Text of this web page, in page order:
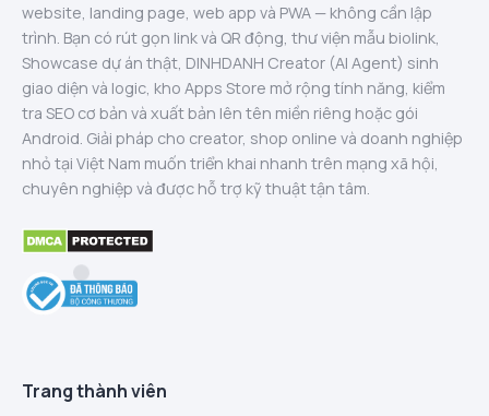
website, landing page, web app và PWA — không cần lập
trình. Bạn có rút gọn link và QR động, thư viện mẫu biolink,
Showcase dự án thật, DINHDANH Creator (AI Agent) sinh
giao diện và logic, kho Apps Store mở rộng tính năng, kiểm
tra SEO cơ bản và xuất bản lên tên miền riêng hoặc gói
Android. Giải pháp cho creator, shop online và doanh nghiệp
nhỏ tại Việt Nam muốn triển khai nhanh trên mạng xã hội,
chuyên nghiệp và được hỗ trợ kỹ thuật tận tâm.
Trang thành viên